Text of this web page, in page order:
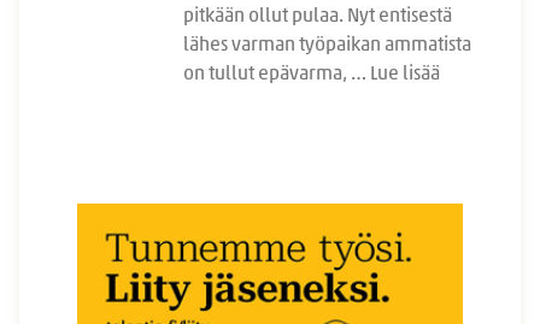
pitkään ollut pulaa. Nyt entisestä
lähes varman työpaikan ammatista
on tullut epävarma, … Lue lisää